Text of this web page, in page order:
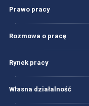
Prawo pracy
Rozmowa o pracę
Rynek pracy
Własna działalność